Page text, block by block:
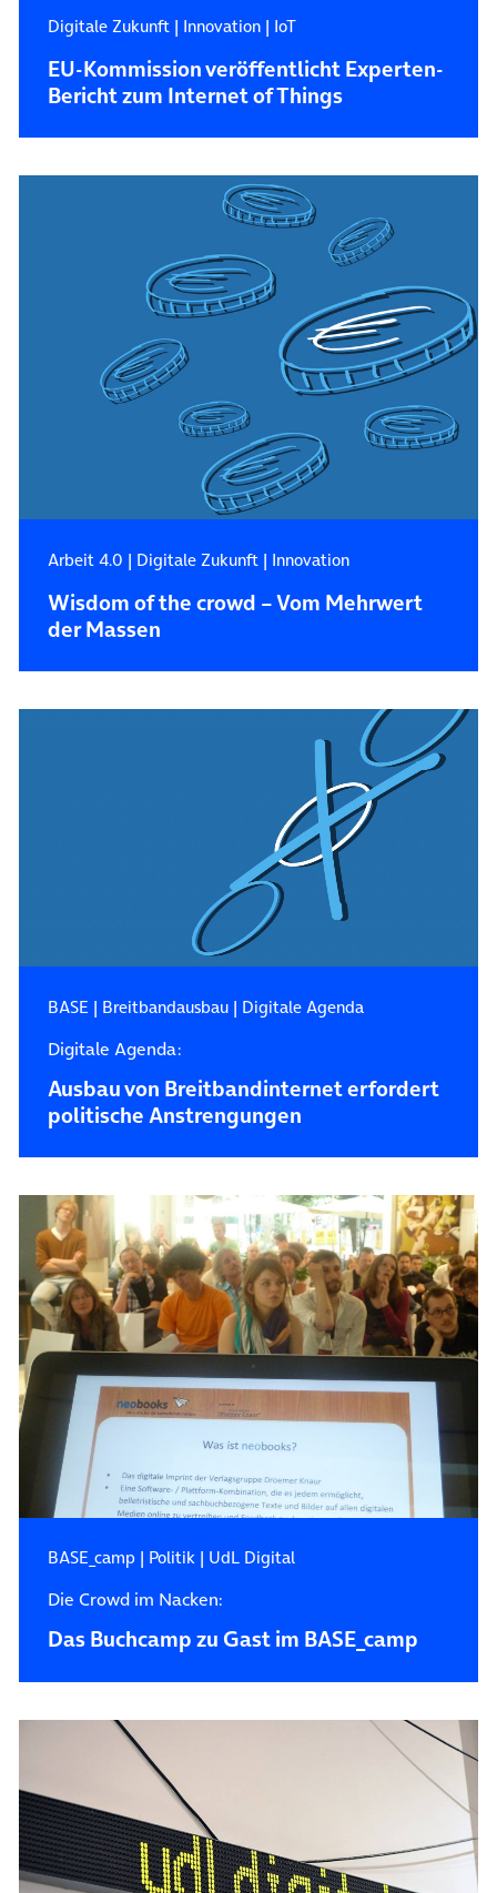
Digitale Zukunft| Innovation| IoT
EU-Kommission veröffentlicht Experten-
Bericht zum Internet of Things
Arbeit 4.0 | Digitale Zukunft| Innovation
Wisdom of the crowd – Vom Mehrwert
der Massen
BASE | Breitbandausbau| Digitale Agenda
Digitale Agenda:
Ausbau von Breitbandinternet erfordert
politische Anstrengungen
BASE_camp | Politik| UdL Digital
Die Crowd im Nacken:
Das Buchcamp zu Gast im BASE_camp